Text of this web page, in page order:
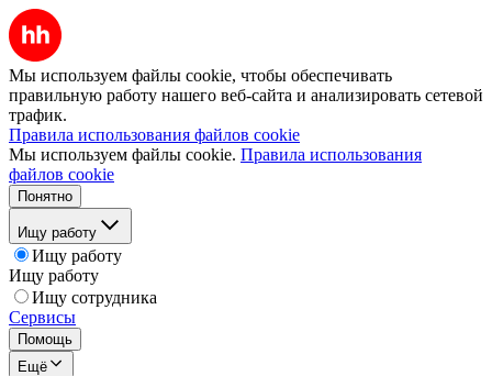
Мы используем файлы cookie, чтобы обеспечивать
правильную работу нашего веб-сайта и анализировать сетевой
трафик.
Правила использования файлов cookie
Мы используем файлы cookie. Правила использования
файлов cookie
Понятно
Ищу работу
Ищу работу
Ищу работу
Ищу сотрудника
Сервисы
Помощь
Ещё